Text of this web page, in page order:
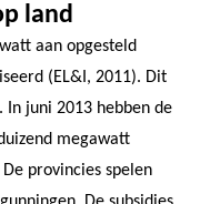
land
aan opgesteld
(EL&I, 2011). Dit
In juni 2013 hebben de
megawatt
provincies spelen